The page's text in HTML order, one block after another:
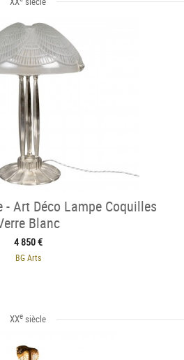
- Art Déco Lampe Coquilles
Blanc
4 850 €
BG Arts
XXe siècle